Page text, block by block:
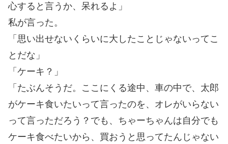
心すると言うか、呆れるよ」
私が言った。
「思い出せないくらいに大したことじゃないってこ
とだな」
「ケーキ？」
「たぶんそうだ。ここにくる途中、車の中で、太郎
がケーキ食いたいって言ったのを、オレがいらない
って言っただろう？でも、ちゃーちゃんは自分でも
ケーキ食べたいから、買おうと思ってたんじゃない